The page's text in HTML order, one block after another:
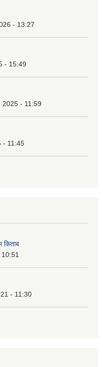
- 13:27
- 15:49
2025 - 11:59
- 11:45
किताब
- 11:30